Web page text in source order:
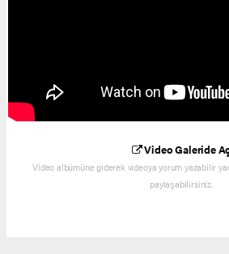
Video Galeride
Video albümüne giderek videoya yorum yazabilir
paylaşabilirsiniz.